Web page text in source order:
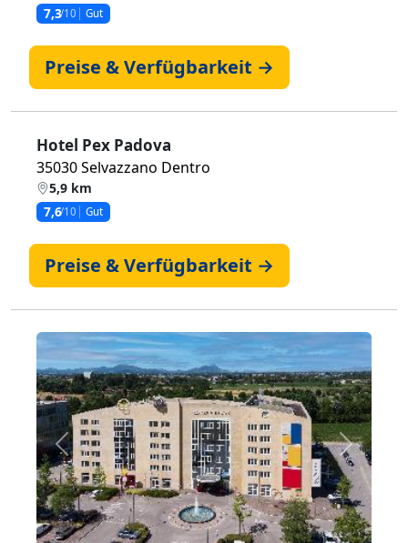
7,3/10 Gut
Preise & Verfügbarkeit →
Hotel Pex Padova
35030 Selvazzano Dentro
5,9 km
7,6/10 Gut
Preise & Verfügbarkeit →
Zurück Weiter